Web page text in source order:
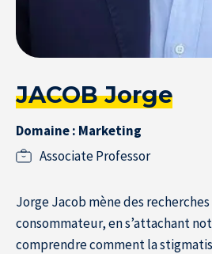
JACOB Jorge
Domaine : Marketing
Associate Professor
Jorge Jacob mène des
consommateur, en s’attachant
comprendre comment la